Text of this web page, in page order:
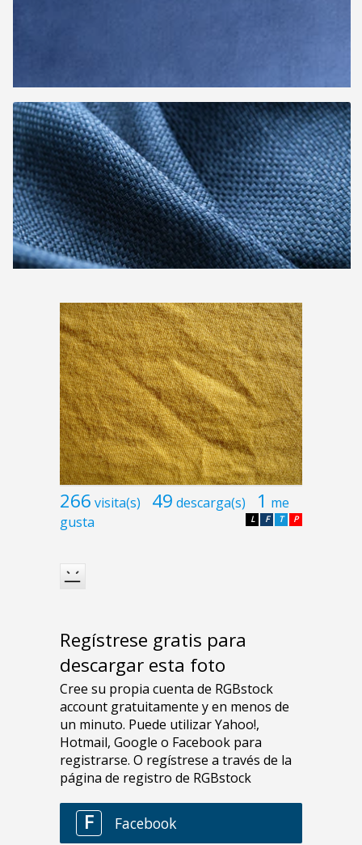
266 visita(s) 49 descarga(s) 1 me
gusta
P
T
F
L
Regístrese gratis para
descargar esta foto